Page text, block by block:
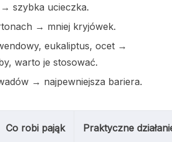
szybka ucieczka.
→ mniej kryjówek.
eukaliptus, ocet →
warto je stosować.
→ najpewniejsza bariera.
Co robi pająk Praktyczne